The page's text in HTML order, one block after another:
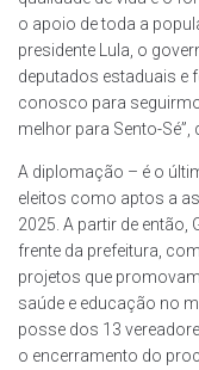
o apoio de toda a
presidente Lula, o
deputados estaduais e
conosco para
melhor para Sento-Sé”,
A diplomação – é o
eleitos como aptos a
2025. A partir de então,
frente da prefeitura,
projetos que
saúde e educação no
posse dos 13
o encerramento do